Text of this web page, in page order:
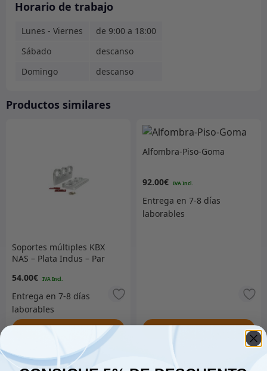
Horario de trabajo
Lunes - Viernes
de 9:00 a 18:00
Sábado
descanso
Domingo
descanso
Productos similares
Soportes múltiples KBX
NAS – Plata Indus – Par
54.00€
Añadir al carrito
Alfombra-Piso-Goma
92.00€
Añadir al carrito